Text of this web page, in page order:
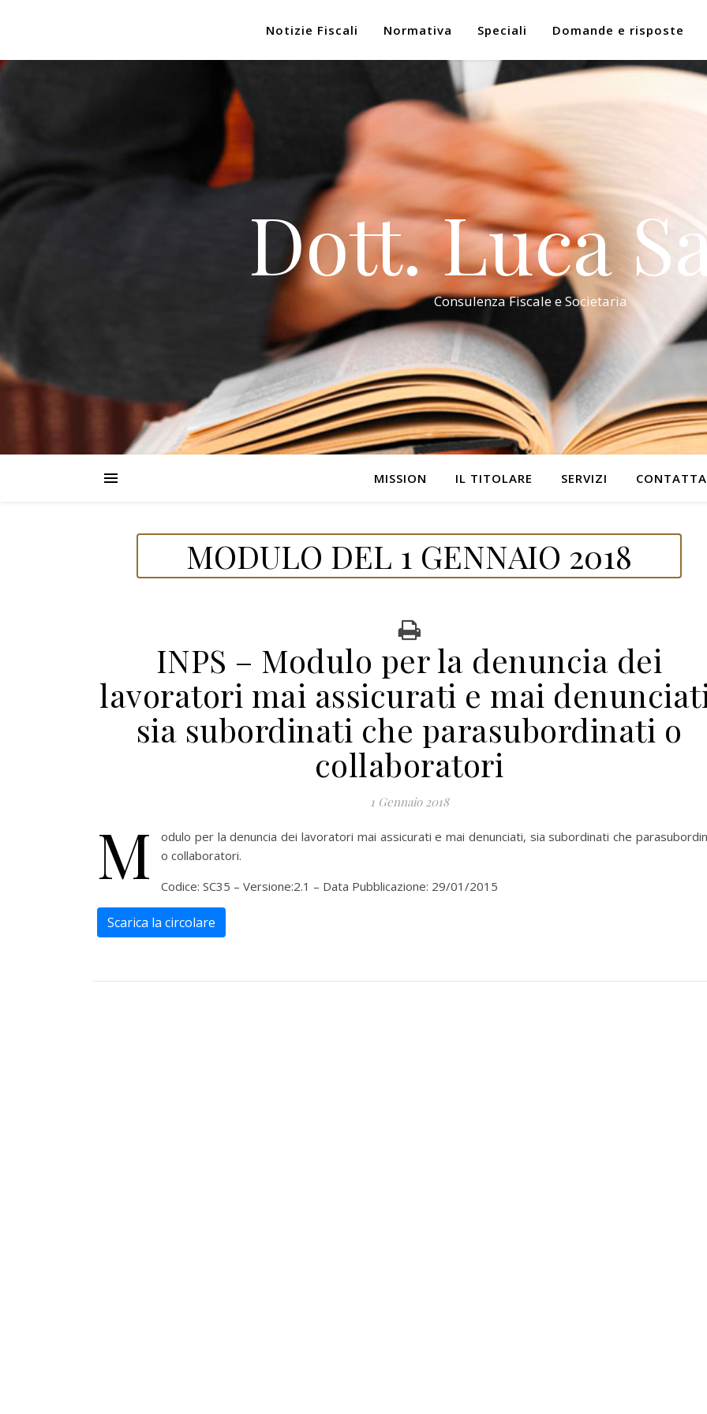
Notizie Fiscali Normativa Speciali Domande e risposte
Dott. Luca
Consulenza Fiscale e Societaria
MISSION IL TITOLARE SERVIZI
MODULO DEL 1 GENNAIO 2018
INPS – Modulo per la denuncia dei
lavoratori mai assicurati e mai
sia subordinati che parasubordinati o
collaboratori
1 Gennaio 2018
M
odulo per la denuncia dei lavoratori mai assicurati e mai denunciati, sia subordinati che
o collaboratori.
Codice: SC35 – Versione:2.1 – Data Pubblicazione: 29/01/2015
Scarica la circolare